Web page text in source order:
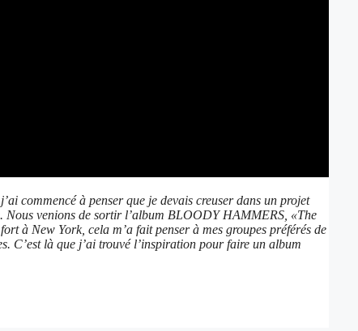
commencé à penser que je devais creuser dans un projet
Nous venions de sortir l’album BLOODY HAMMERS, «The
à New York, cela m’a fait penser à mes groupes préférés de
C’est là que j’ai trouvé l’inspiration pour faire un album